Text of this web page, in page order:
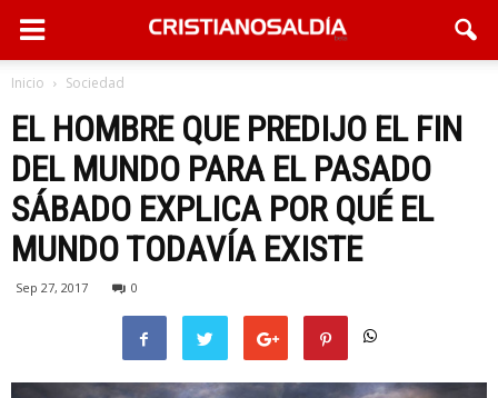
Inicio Sociedad
EL HOMBRE QUE PREDIJO EL FIN
DEL MUNDO PARA EL PASADO
SÁBADO EXPLICA POR QUÉ EL
MUNDO TODAVÍA EXISTE
Sep 27, 2017 0